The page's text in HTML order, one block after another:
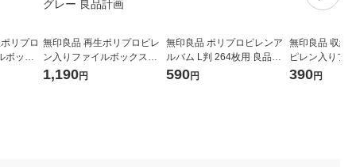
リプロ
ボック
プ ワイ
無印良品 再生ポリプロピレ
ン入りファイルボックスス
タンダード Ａ４用 約幅２５
1,190円
無印良品 ポリプロピレンア
ルバム L判 264枚用 良品計
画
590円
無印良品 収納
ピレン入りフ
ス スタンダー
390円